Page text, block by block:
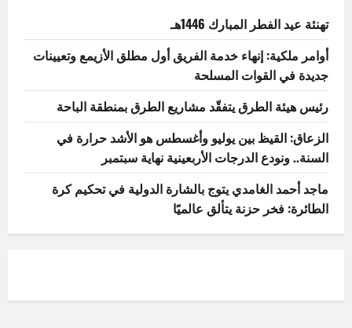
تهنئة عيد الفطر المبارك 1446هـ
أوامر ملكية: إنهاء خدمة الفريق أول مطلق الأزيمع وتعيينات
جديدة في القوات المسلحة
رئيس هيئة الطرق يتفقّد مشاريع الطرق بمنطقة الباحة
الزعاق: القيظ بين يوليو وأغسطس هو الأشد حرارة في
السنة.. ونودع الدرجات الأربعينية نهاية سبتمبر
ماجد أحمد الغامدي يتوج بالشارة الدولية في تحكيم كرة
الطائرة: فخر حزنة يتألق عالميًا